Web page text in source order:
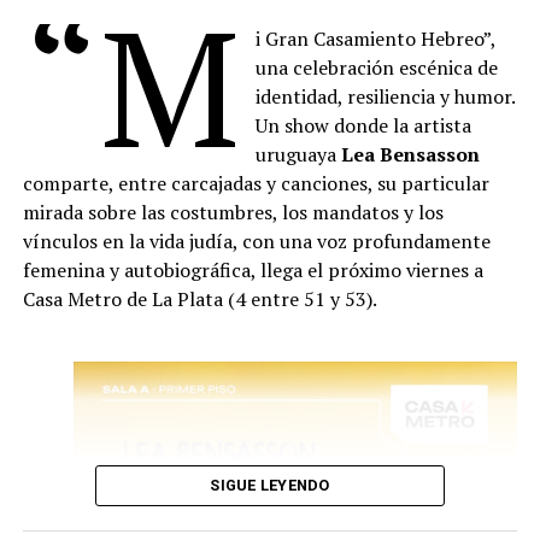
Vuelven Los Clásicos es un espectáculo de humor y
música en el que los integrantes de La Chirichota
encarnan a grandes compositores del pasado – como
Mozart, Beethoven, Bach o Vivaldi – que regresan al
mundo actual y se enfrentan, con sorpresa, sarcasmo y
algo de resignación, a los géneros musicales que
dominan hoy las listas de éxitos.
El reguetón, el trap o el pop comercial son examinados
bajo la lupa de estas figuras históricas que, con su
sonidos, costumbres y discursos de la sociedad
contemporánea.
banalización de la cultura musical, el impacto de las
redes sociales, la nostalgia del pasado o el papel de la
música como herramienta de pensamiento. Todo ello a
“M
i Gran Casamiento Hebreo”,
una celebración escénica de
identidad, resiliencia y humor.
Un show donde la artista
uruguayaLea Bensasson
comparte, entre carcajadas y canciones, su particular
mirada sobre las costumbres, los mandatos y los
vínculos en la vida judía, con una voz profundamente
femenina y autobiográfica, llega el próximo viernes a
Casa Metro de La Plata (4 entre 51 y 53).
SIGUE LEYENDO